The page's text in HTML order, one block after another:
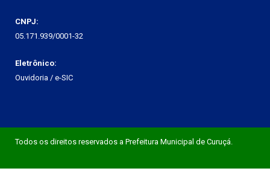
CNPJ:
05.171.939/0001-32
Eletrônico:
Ouvidoria / e-SIC
Todos os direitos reservados a Prefeitura Municipal de Curuçá.